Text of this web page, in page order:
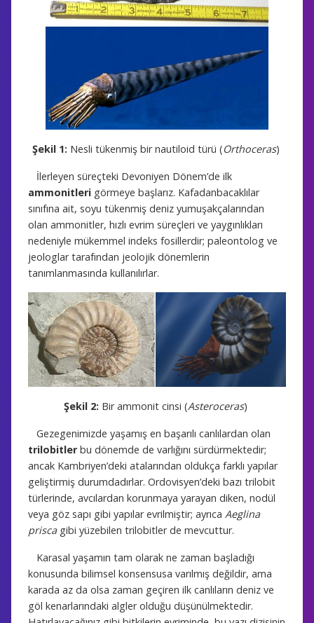
Şekil 1: Nesli tükenmiş bir nautiloid türü (Orthoceras)
İlerleyen süreçteki Devoniyen Dönem’de ilk
ammonitleri görmeye başlarız. Kafadanbacaklılar
sınıfına ait, soyu tükenmiş deniz yumuşakçalarından
olan ammonitler, hızlı evrim süreçleri ve yaygınlıkları
nedeniyle mükemmel indeks fosillerdir; paleontolog ve
jeologlar tarafından jeolojik dönemlerin
tanımlanmasında kullanılırlar.
Şekil 2: Bir ammonit cinsi (Asteroceras)
Gezegenimizde yaşamış en başarılı canlılardan olan
trilobitler bu dönemde de varlığını sürdürmektedir;
ancak Kambriyen’deki atalarından oldukça farklı yapılar
geliştirmiş durumdadırlar. Ordovisyen’deki bazı trilobit
türlerinde, avcılardan korunmaya yarayan diken, nodül
veya göz sapı gibi yapılar evrilmiştir; ayrıca Aeglina
priscagibi yüzebilen trilobitler de mevcuttur.
Karasal yaşamın tam olarak ne zaman başladığı
konusunda bilimsel konsensusa varılmış değildir, ama
karada az da olsa zaman geçiren ilk canlıların deniz ve
göl kenarlarındaki algler olduğu düşünülmektedir.